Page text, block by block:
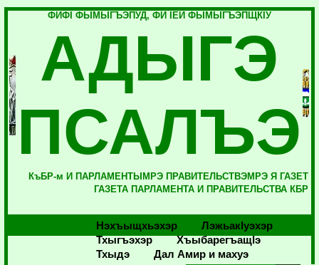
ФИФI ФЫМЫГЪЭПУД, ФИ IЕЙ ФЫМЫГЪЭПЩКIУ
АДЫГЭ
ПСАЛЪЭ
КъБР-м И ПАРЛАМЕНТЫМРЭ ПРАВИТЕЛЬСТВЭМРЭ Я ГАЗЕТ
ГАЗЕТА ПАРЛАМЕНТА И ПРАВИТЕЛЬСТВА КБР
Нэхъыщхьэхэр
Лэжьакlуэхэр
Тхыгъэхэр
Хъыбарегъащlэ
Тхыдэ
Дал Амир и махуэ